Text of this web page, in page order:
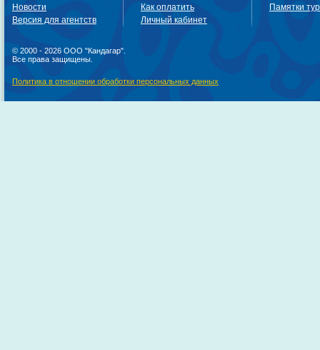
Новости
Версия для агентств
Как оплатить
Личный кабинет
Памятки
© 2000 - 2026 ООО "Кандагар".
Все права защищены.
Политика в отношении обработки персональных данных